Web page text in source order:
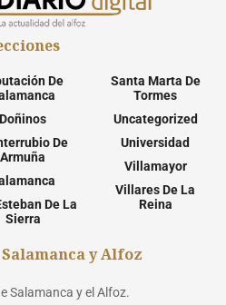
De
Doñinos
De
Armuña
De La
Sierra
Santa Marta De
Tormes
Uncategorized
Universidad
Villamayor
Villares De La
Reina
y Alfoz
Salamanca y el Alfoz.